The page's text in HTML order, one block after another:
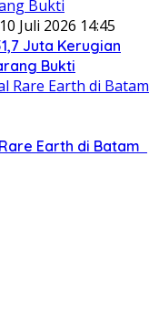
Juli 2026 14:45
Juta Kerugian
Bukti
Earth di Batam